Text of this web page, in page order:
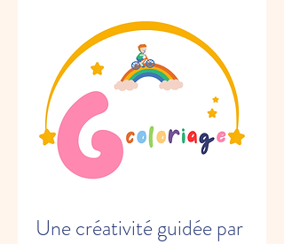
Une créativité guidée par